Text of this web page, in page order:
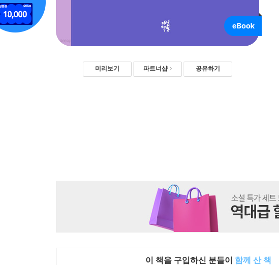
미리보기 파트너샵 공유하기
이 책을 구입하신 분들이 함께 산 책